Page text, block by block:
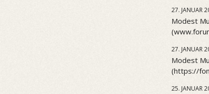
27. JANUAR
Modest
27. JANUAR
Modest
(https://
25. JANUAR